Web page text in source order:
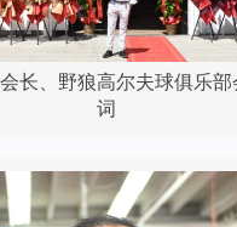
长、野狼高尔夫球俱乐
词